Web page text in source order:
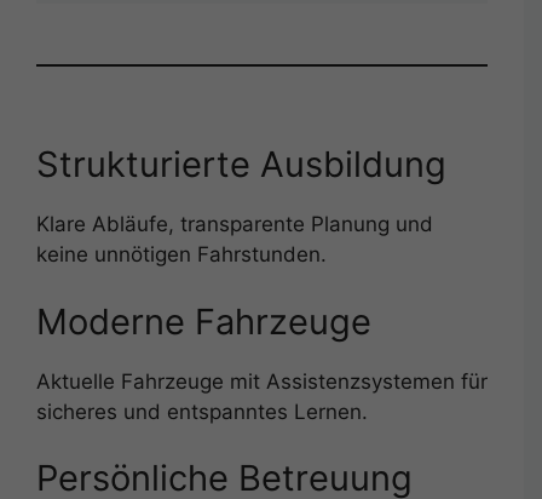
Strukturierte Ausbildung
Klare Abläufe, transparente Planung und
keine unnötigen Fahrstunden.
Moderne Fahrzeuge
Aktuelle Fahrzeuge mit Assistenzsystemen für
sicheres und entspanntes Lernen.
Persönliche Betreuung